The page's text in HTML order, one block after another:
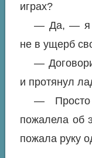
играх?
— Да, — я
не в ущерб
—
и протянул
—
пожалела об
пожала руку